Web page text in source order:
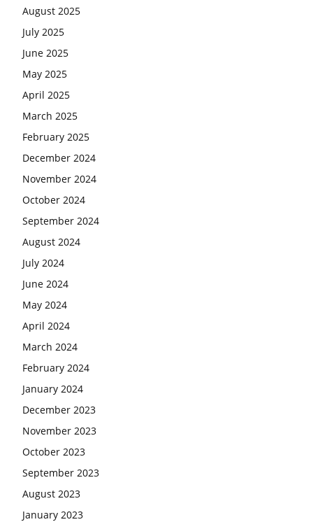
August 2025
July 2025
June 2025
May 2025
April 2025
March 2025
February 2025
December 2024
November 2024
October 2024
September 2024
August 2024
July 2024
June 2024
May 2024
April 2024
March 2024
February 2024
January 2024
December 2023
November 2023
October 2023
September 2023
August 2023
January 2023